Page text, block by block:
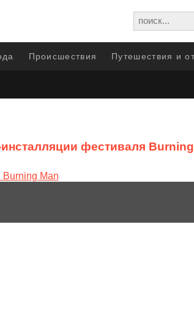
Происшествия Путешествия и
фестиваля Burning